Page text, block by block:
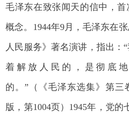
毛泽东在致张闻天的信中，首
概念。1944年9月，毛泽东在
人民服务》著名演讲，指出：
着解放人民的，是彻底
的。”（《毛泽东选集》第三
版，第1004页）1945年，党的